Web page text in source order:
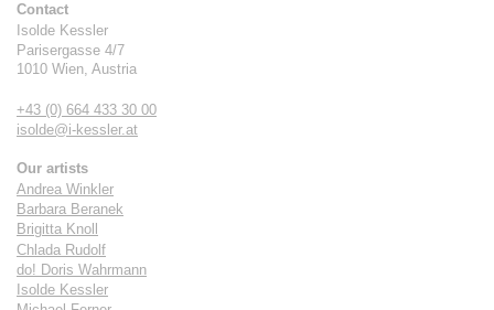
Contact
Isolde Kessler
Parisergasse 4/7
1010 Wien Austria
+43 (0) 664 433 30 00
isolde@i-kessler.at
Our artists
Andrea Winkler
Barbara Beranek
Brigitta Knoll
Chlada Rudolf
do! Doris Wahrmann
Isolde Kessler